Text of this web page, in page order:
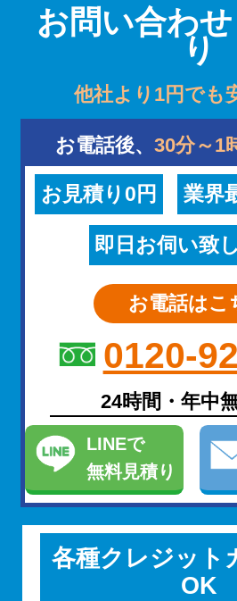
お問い合わ
り
他社より1円でも
お電話後、 30分～1
お見積り0円 業界
即日お伺い致
お電話はこ
0120-
24時間・年中
LINEで
無料見積り
各種クレジット
OK